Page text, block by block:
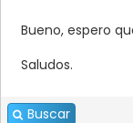
Bueno, espero
Saludos.
Buscar